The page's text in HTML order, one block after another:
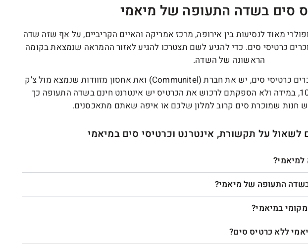
סים בשדה התעופה של מיאמי
מאוד לנסיעות בין אירופה, מרכז אמריקה והאיים הקריביים, על אף שזה שדה
כרטיסי סים. כדי להגיע לשם תצטרכו להגיע לאזור ההמראה שנמצאת בקומה
הראשונה של השדה.
שם תוכלו למצוא שני מקומות שמוכרים כרטיסי סים, יש את חברת (Communitel) ואת אחסון מזוודות שנמצא מול צ'ק
אין מאה חמישים ליד דלת מספר 10, במידה ולא הספקתם לרכוש את הכרטיס יש אינטרנט חינם בשדה התעופה כך
חנות שמוכרת סים קרוב למלון שלכם או איפה שאתם מתאכסנים.
על תקשורת, אינטרנט וכרטיסי סים במיאמי
התעופה של מיאמי?
במיאמי?
ללא כרטיס סים?